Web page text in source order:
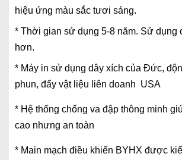
hiệu ứng màu sắc tươi sáng.
* Thời gian sử dụng 5-8 năm. Sử dụng
hơn.
* Máy in sử dụng dây xích của Đức,
phun, đẩy vật liệu liên doanh USA
* Hệ thống chống va đập thông minh
cao nhưng an toàn
* Main mạch điều khiển BYHX được